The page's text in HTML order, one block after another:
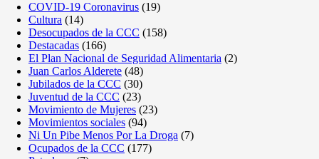
COVID-19 Coronavirus (19)
Cultura (14)
Desocupados de la CCC (158)
Destacadas (166)
El Plan Nacional de Seguridad Alimentaria (2)
Juan Carlos Alderete (48)
Jubilados de la CCC (30)
Juventud de la CCC (23)
Movimiento de Mujeres (23)
Movimientos sociales (94)
Ni Un Pibe Menos Por La Droga (7)
Ocupados de la CCC (177)